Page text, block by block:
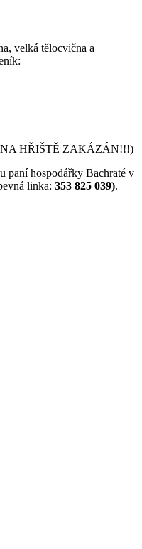
velká tělocvična a
HŘIŠTĚ ZAKÁZÁN!!!)
paní hospodářky Bachraté v
linka: 353 825 039).